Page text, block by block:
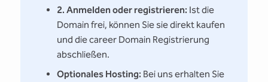
2. Anmelden oder registrieren: Ist die
Domain frei, können Sie sie direkt kaufen
und die career Domain Registrierung
abschließen.
Optionales Hosting: Bei uns erhalten Sie